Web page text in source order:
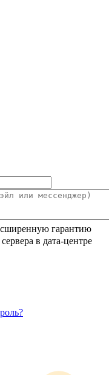
гарантию
в дата-центре